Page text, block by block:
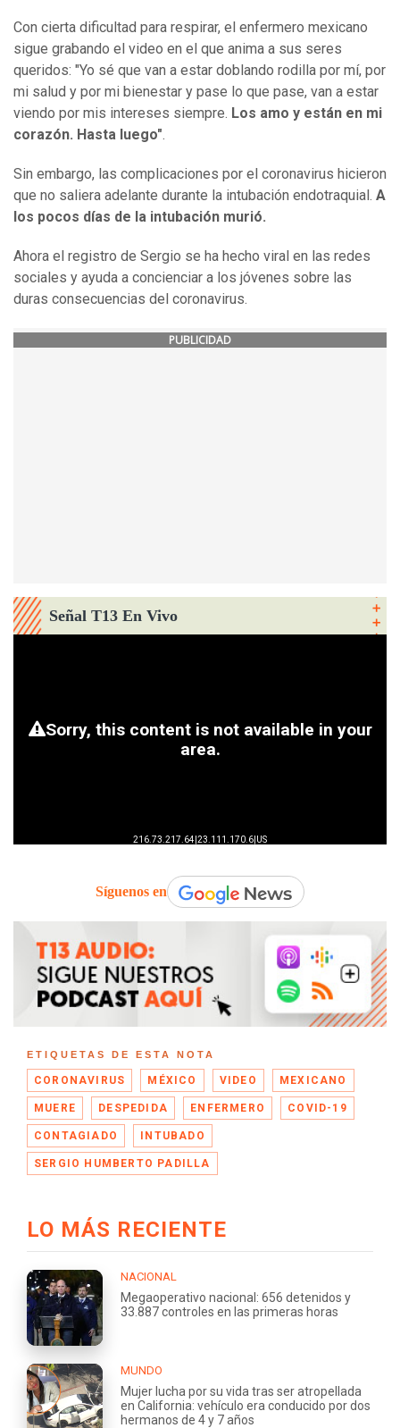
Con cierta dificultad para respirar, el enfermero mexicano
sigue grabando el video en el que anima a sus seres
queridos: "Yo sé que van a estar doblando rodilla por mí, por
mi salud y por mi bienestar y pase lo que pase, van a estar
viendo por mis intereses siempre. Los amo y están en mi
corazón. Hasta luego"
Sin embargo, las complicaciones por el coronavirus hicieron
que no saliera adelante durante la intubación endotraquial. A
los pocos días de la intubación murió.
Ahora el registro de Sergio se ha hecho viral en las redes
sociales y ayuda a concienciar a los jóvenes sobre las
duras consecuencias del coronavirus.
PUBLICIDAD
Señal T13 En Vivo
Síguenos en
ETIQUETAS DE ESTA NOTA
CORONAVIRUS MÉXICO VIDEO MEXICANO
MUERE DESPEDIDA ENFERMERO COVID-19
CONTAGIADO INTUBADO
SERGIO HUMBERTO PADILLA
LO MÁS RECIENTE
NACIONAL
Megaoperativo nacional: 656 detenidos y
33.887 controles en las primeras horas
MUNDO
Mujer lucha por su vida tras ser atropellada
en California: vehículo era conducido por dos
hermanos de 4 y 7 años